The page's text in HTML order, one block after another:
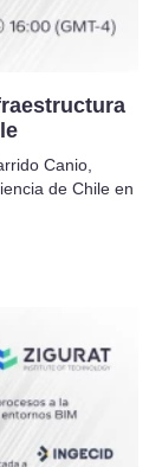
Canio,
de Chile en